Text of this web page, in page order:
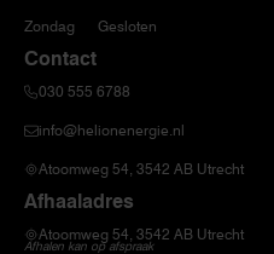
Zondag Gesloten
Contact
030 555 6788
info@helionenergie.nl
Atoomweg 54, 3542 AB Utrecht
Afhaaladres
Atoomweg 54, 3542 AB Utrecht
Afhalen kan op afspraak